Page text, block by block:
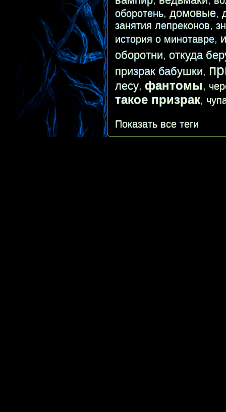
оборотень, домовые,
занятия лепреконов,
история о минотавре,
оборотни, откуда
призрак бабушки,
лесу, фантомы,
такое призрак,
Показать все теги